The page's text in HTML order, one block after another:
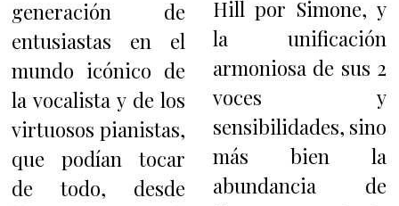
generación de
entusiastas en el
mundo icónico de
la vocalista y de los
virtuosos pianistas,
que podían tocar
de todo, desde
Hill por Simone, y
la unificación
armoniosa de sus 2
voces y
sensibilidades, sino
más bien la
abundancia de